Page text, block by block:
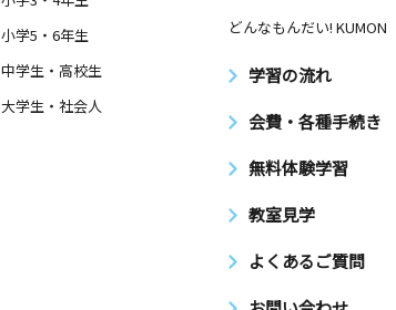
小学5・6年生
中学生・高校生
大学生・社会人
どんなもんだい! KUMON
学習の流れ
会費・各種手続き
無料体験学習
教室見学
よくあるご質問